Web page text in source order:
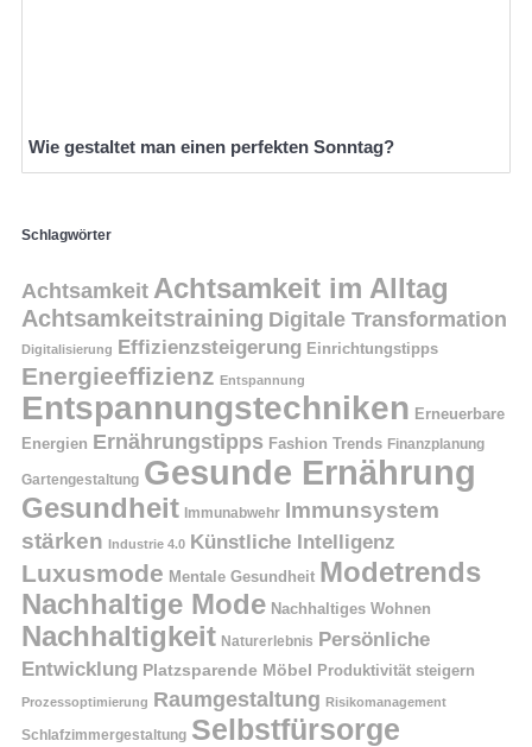
Wie gestaltet man einen perfekten Sonntag?
Schlagwörter
Achtsamkeit Achtsamkeit im Alltag
Achtsamkeitstraining Digitale Transformation
Digitalisierung Effizienzsteigerung Einrichtungstipps
Energieeffizienz Entspannung
Entspannungstechniken Erneuerbare
Energien Ernährungstipps Fashion Trends Finanzplanung
Gartengestaltung Gesunde Ernährung
Gesundheit Immunabwehr Immunsystem
stärken Industrie 4.0 Künstliche Intelligenz
Luxusmode Mentale Gesundheit Modetrends
Nachhaltige Mode Nachhaltiges Wohnen
Nachhaltigkeit Naturerlebnis Persönliche
Entwicklung Platzsparende Möbel Produktivität steigern
Prozessoptimierung Raumgestaltung Risikomanagement
Schlafzimmergestaltung Selbstfürsorge